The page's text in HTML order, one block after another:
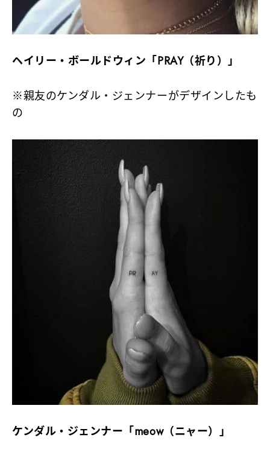
ヘイリー・ボールドウィン「PRAY（祈り）」
※親友のケンダル・ジェンナーがデザインしたも
の
ケンダル・ジェンナー「meow（ニャー）」